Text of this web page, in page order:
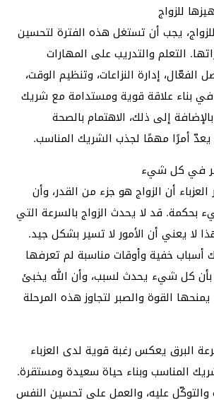
للزواج
للزواج، يجب أن تستغل هذه الفترة لتحسين
التعلم والتدريب على المهارات
الفعّال، إدارة النزاعات، وتنظيم الوقت،
بناء علاقة قوية ومستدامة مع شريك
إلى ذلك، الاهتمام بالصحة
أمرًا مهمًا لجذب الشريك المناسب.
في كل شيء
أن الزواج هو جزء من القدر، وأن
قد لا يحدث الزواج بالسرعة التي
لا يعني أن الأمور لا تسير بشكل جيد.
أسباب خفية وأوقات مناسبة لم تعرفها
بأن كل شيء يحدث لسبب، وأن الله يخبئ
القوة والصبر لتجاوز هذه المرحلة
البرق يعكس رغبة قوية لدى العزباء
المناسب وبناء حياة سعيدة ومستقرة.
والتوكّل عليه، والعمل على تحسين النفس